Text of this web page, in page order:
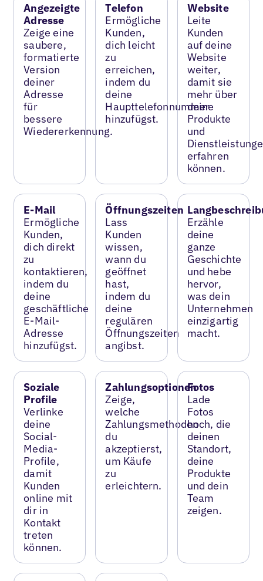
Angezeigte
Adresse
Zeige eine
saubere,
formatierte
Version
deiner
Adresse
für
bessere
Wiedererkennung.
Telefon
Ermögliche
Kunden,
dich leicht
zu
erreichen,
indem du
deine
Haupttelefonnummer
hinzufügst.
Website
Leite
Kunden
auf deine
Website
weiter,
damit sie
mehr über
deine
Produkte
und
erfahren
können.
E-Mail
Ermögliche
Kunden,
dich direkt
zu
kontaktieren,
indem du
deine
geschäftliche
E-Mail-
Adresse
hinzufügst.
Öffnungszeiten
Lass
Kunden
wissen,
wann du
geöffnet
hast,
indem du
deine
regulären
Öffnungszeiten
angibst.
Erzähle
deine
ganze
Geschichte
und hebe
hervor,
was dein
Unternehmen
einzigartig
macht.
Soziale
Profile
Verlinke
deine
Social-
Media-
Profile,
damit
Kunden
online mit
dir in
Kontakt
treten
können.
Zahlungsoptionen
Zeige,
welche
Zahlungsmethoden
du
akzeptierst,
um Käufe
zu
erleichtern.
Fotos
Lade
Fotos
hoch, die
deinen
Standort,
deine
Produkte
und dein
Team
zeigen.